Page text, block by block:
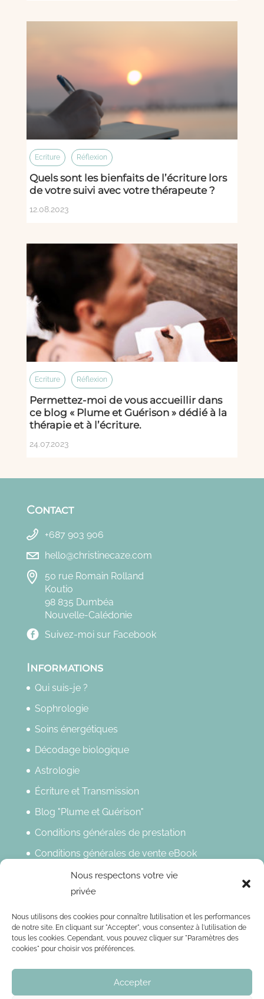
Nous respectons votre vie
privée
Nous utilisons des cookies pour connaître l’utilisation et les performances
de notre site. En cliquant sur "Accepter", vous consentez à l'utilisation de
tous les cookies. Cependant, vous pouvez cliquer sur "Paramètres des
cookies" pour choisir vos préférences.
Accepter
Ecriture Réflexion
Quels sont les bienfaits de l’écriture lors
de votre suivi avec votre thérapeute ?
12.08.2023
Ecriture Réflexion
Permettez-moi de vous accueillir dans
ce blog « Plume et Guérison » dédié à la
thérapie et à l’écriture.
24.07.2023
Contact
+687 903 906
hello@christinecaze.com
50 rue Romain Rolland
Koutio
98 835 Dumbéa
Nouvelle-Calédonie
Suivez-moi sur Facebook
Informations
Qui suis-je ?
Sophrologie
Soins énergétiques
Décodage biologique
Astrologie
Écriture et Transmission
Blog "Plume et Guérison"
Conditions générales de prestation
Conditions générales de vente eBook
Politique de confidentialité
Mentions légales
Newsletter
Restez, Inspirez !